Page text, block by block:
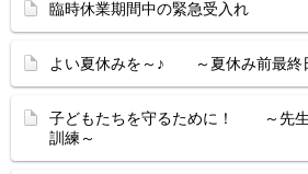
臨時休業期間中の緊急受入れ
よい夏休みを～♪ ～夏休み前最終
子どもたちを守るために！ ～先生
訓練～